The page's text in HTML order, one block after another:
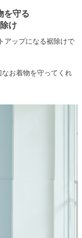
を守る
け
アップになる裾除けで
お着物を守ってくれ